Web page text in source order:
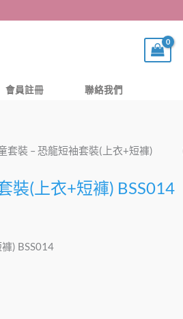
會員註冊 聯絡我們
套裝 – 恐龍短袖套裝(上衣+短褲)
裝(上衣+短褲) BSS014
) BSS014